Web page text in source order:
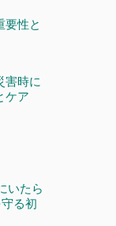
要性と
害時に
ケア
いたら
る初